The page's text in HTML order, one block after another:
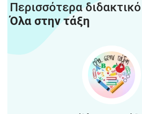
Περισσότερα
Όλα στην τάξη